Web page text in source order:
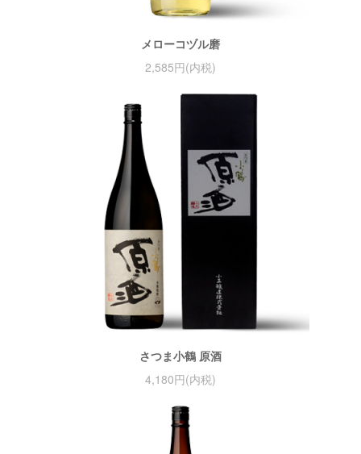
メローコヅル磨
2,585円(内税)
さつま小鶴 原酒
4,180円(内税)